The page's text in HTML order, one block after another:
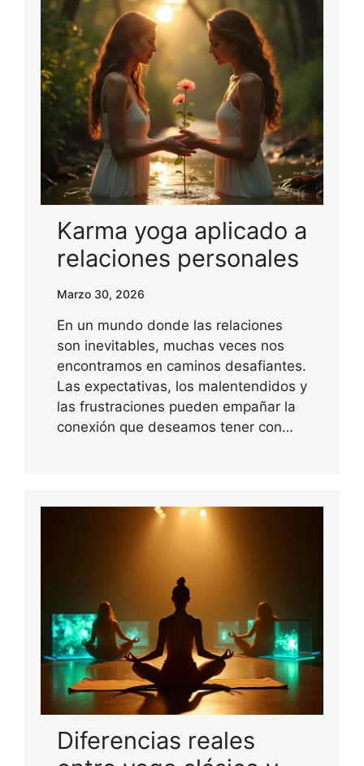
Karma yoga aplicado a
relaciones personales
Marzo 30, 2026
En un mundo donde las relaciones
son inevitables, muchas veces nos
encontramos en caminos desafiantes.
Las expectativas, los malentendidos y
las frustraciones pueden empañar la
conexión que deseamos tener con…
Diferencias reales